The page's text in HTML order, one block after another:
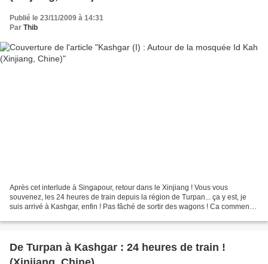
Publié le 23/11/2009 à 14:31
Par Thib
Après cet interlude à Singapour, retour dans le Xinjiang ! Vous vous
souvenez, les 24 heures de train depuis la région de Turpan... ça y est, je
suis arrivé à Kashgar, enfin ! Pas fâché de sortir des wagons ! Ca commence
De Turpan à Kashgar : 24 heures de train !